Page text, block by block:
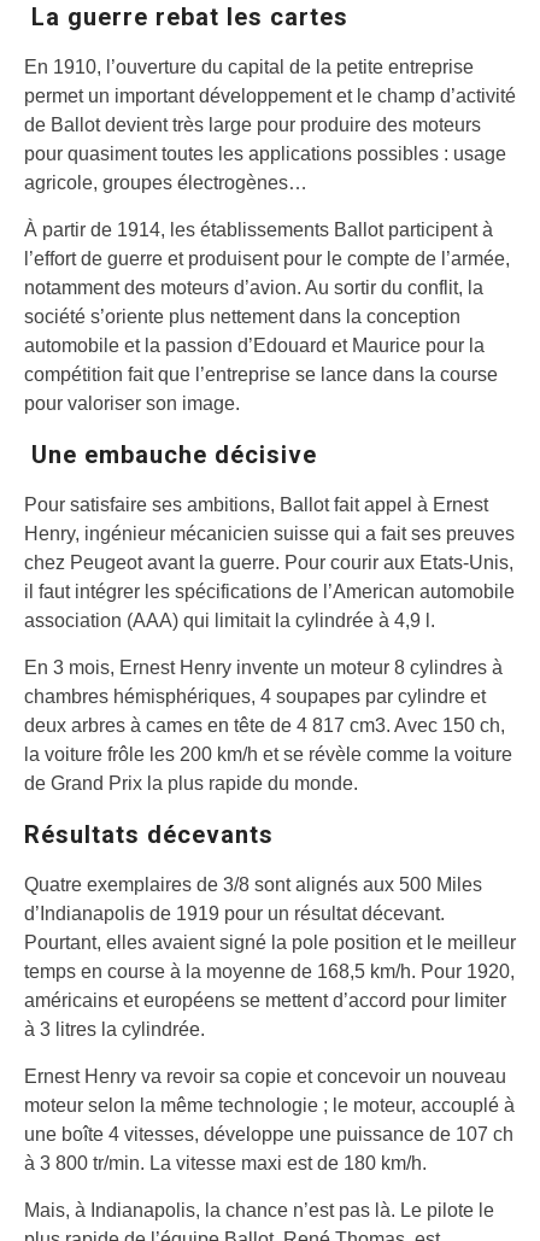
La guerre rebat les cartes
En 1910, l’ouverture du capital de la petite entreprise
permet un important développement et le champ d’activité
de Ballot devient très large pour produire des moteurs
pour quasiment toutes les applications possibles : usage
agricole, groupes électrogènes…
À partir de 1914, les établissements Ballot participent à
l’effort de guerre et produisent pour le compte de l’armée,
notamment des moteurs d’avion. Au sortir du conflit, la
société s’oriente plus nettement dans la conception
automobile et la passion d’Edouard et Maurice pour la
compétition fait que l’entreprise se lance dans la course
pour valoriser son image.
Une embauche décisive
Pour satisfaire ses ambitions, Ballot fait appel à Ernest
Henry, ingénieur mécanicien suisse qui a fait ses preuves
chez Peugeot avant la guerre. Pour courir aux Etats-Unis,
il faut intégrer les spécifications de l’American automobile
association (AAA) qui limitait la cylindrée à 4,9 l.
En 3 mois, Ernest Henry invente un moteur 8 cylindres à
chambres hémisphériques, 4 soupapes par cylindre et
deux arbres à cames en tête de 4 817 cm3. Avec 150 ch,
la voiture frôle les 200 km/h et se révèle comme la voiture
de Grand Prix la plus rapide du monde.
Résultats décevants
Quatre exemplaires de 3/8 sont alignés aux 500 Miles
d’Indianapolis de 1919 pour un résultat décevant.
Pourtant, elles avaient signé la pole position et le meilleur
temps en course à la moyenne de 168,5 km/h. Pour 1920,
américains et européens se mettent d’accord pour limiter
à 3 litres la cylindrée.
Ernest Henry va revoir sa copie et concevoir un nouveau
moteur selon la même technologie ; le moteur, accouplé à
une boîte 4 vitesses, développe une puissance de 107 ch
à 3 800 tr/min. La vitesse maxi est de 180 km/h.
Mais, à Indianapolis, la chance n’est pas là. Le pilote le